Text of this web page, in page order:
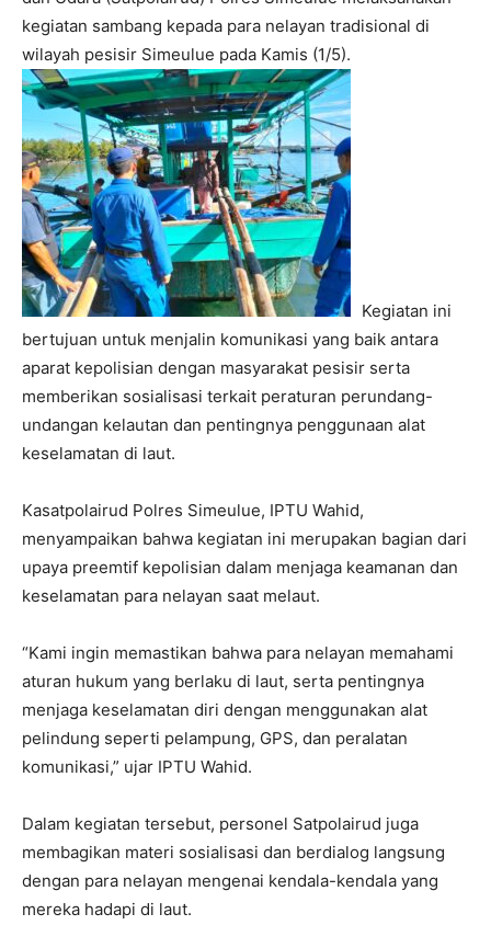
kegiatan sambang kepada para nelayan tradisional di
wilayah pesisir Simeulue pada Kamis (1/5).
Kegiatan ini
bertujuan untuk menjalin komunikasi yang baik antara
aparat kepolisian dengan masyarakat pesisir serta
memberikan sosialisasi terkait peraturan perundang-
undangan kelautan dan pentingnya penggunaan alat
keselamatan di laut.
Kasatpolairud Polres Simeulue, IPTU Wahid,
menyampaikan bahwa kegiatan ini merupakan bagian dari
upaya preemtif kepolisian dalam menjaga keamanan dan
keselamatan para nelayan saat melaut.
“Kami ingin memastikan bahwa para nelayan memahami
aturan hukum yang berlaku di laut, serta pentingnya
menjaga keselamatan diri dengan menggunakan alat
pelindung seperti pelampung, GPS, dan peralatan
komunikasi,” ujar IPTU Wahid.
Dalam kegiatan tersebut, personel Satpolairud juga
membagikan materi sosialisasi dan berdialog langsung
dengan para nelayan mengenai kendala-kendala yang
mereka hadapi di laut.